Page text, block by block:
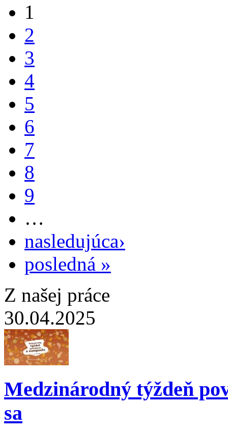
1
2
3
4
5
6
7
8
9
…
nasledujúca›
posledná »
Z našej práce
30.04.2025
Medzinárodný týždeň
sa